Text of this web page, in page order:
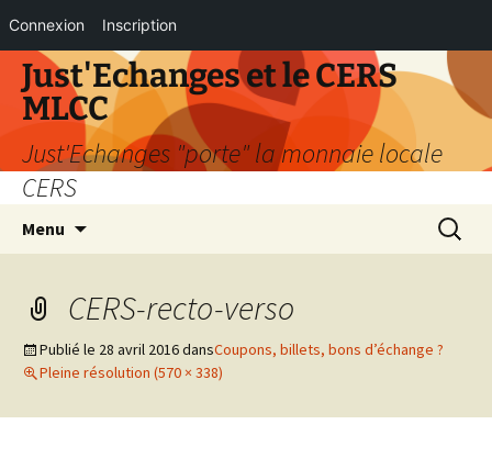
Connexion Inscription
Aller
contenu
Just'Echanges et le CERS
MLCC
Just'Echanges "porte" la monnaie locale
CERS
Menu
CERS-recto-verso
Publié le 28 avril 2016dansCoupons, billets, bons d’échange ?
Pleine résolution (570 × 338)